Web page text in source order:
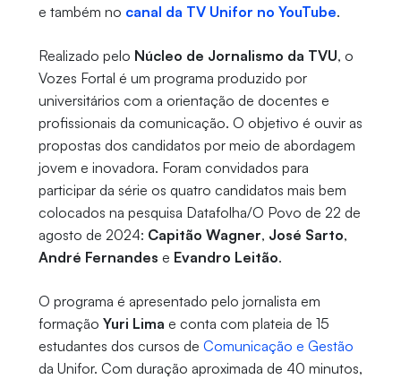
e também no canal da TV Unifor no YouTube.
Realizado pelo Núcleo de Jornalismo da TVU, o
Vozes Fortal é um programa produzido por
universitários com a orientação de docentes e
profissionais da comunicação. O objetivo é ouvir as
propostas dos candidatos por meio de abordagem
jovem e inovadora. Foram convidados para
participar da série os quatro candidatos mais bem
colocados na pesquisa Datafolha/O Povo de 22 de
agosto de 2024: Capitão Wagner, José Sarto,
André Fernandes e Evandro Leitão.
O programa é apresentado pelo jornalista em
formação Yuri Lima e conta com plateia de 15
estudantes dos cursos de Comunicação e Gestão
da Unifor. Com duração aproximada de 40 minutos,